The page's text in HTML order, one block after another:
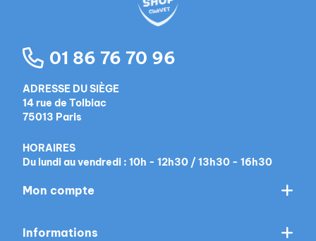
01 86 76 70 96
ADRESSE DU SIÈGE
14 rue de Tolbiac
75013 Paris
HORAIRES
Du lundi au vendredi : 10h - 12h30 / 13h30 - 16h30
Mon compte
Informations